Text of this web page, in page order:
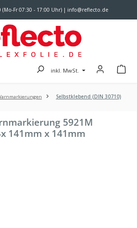
(Mo-Fr 07:30 - 17:00 Uhr) | info@reflecto.de
inkl. MwSt.
Selbstklebend (DIN 30710)
5921M
141mm x 141mm